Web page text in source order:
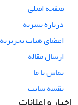
صفحه اصلی
درباره نشریه
اعضای هیات تحریریه
ارسال مقاله
تماس با ما
نقشه سایت